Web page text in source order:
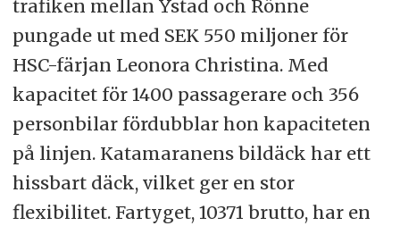
trafiken mellan Ystad och Rönne
pungade ut med SEK 550 miljoner för
HSC-färjan Leonora Christina. Med
kapacitet för 1400 passagerare och 356
personbilar fördubblar hon kapaciteten
på linjen. Katamaranens bildäck har ett
hissbart däck, vilket ger en stor
flexibilitet. Fartyget, 10371 brutto, har en